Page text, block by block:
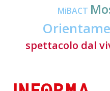
MiBACT
spettacolo dal